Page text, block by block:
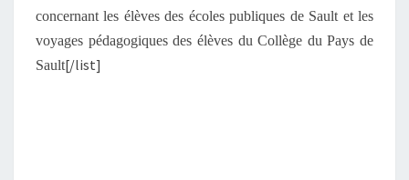
concernant les élèves des écoles publiques de Sault et les
voyages pédagogiques des élèves du Collège du Pays de
Sault[/list]